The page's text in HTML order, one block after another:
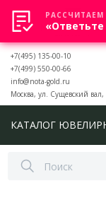
+7(495) 135-00-10
+7(499) 550-00-66
info@nota-gold.ru
Москва, ул. Сущевский вал,
КАТАЛОГ